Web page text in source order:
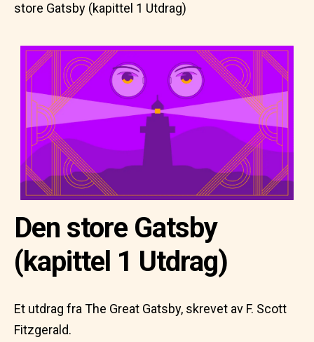
store Gatsby (kapittel 1 Utdrag)
Den store Gatsby
(kapittel 1 Utdrag)
Et utdrag fra The Great Gatsby, skrevet av F. Scott
Fitzgerald.